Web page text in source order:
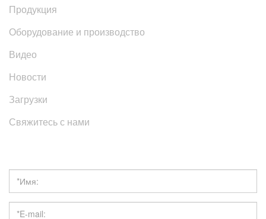
Продукция
Оборудование и производство
Видео
Новости
Загрузки
Свяжитесь с нами